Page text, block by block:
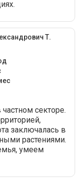
Т.
секторе.
заключалась в
растениями.
умеем